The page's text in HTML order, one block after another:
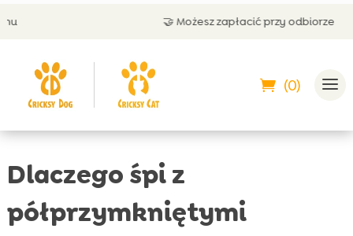
🤝 Możesz zapłacić przy odbiorze
(0)
Dlaczego śpi z
półprzymkniętymi